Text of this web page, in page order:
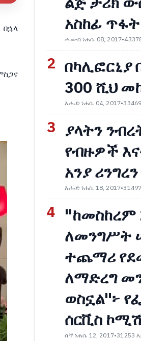
አስከፊ ጥፋት
ሓሙስ ነሐሴ 08, 2017•
2 በካሊፎርኒያ
300 ሺህ
እሑድ ነሐሴ 04, 2017•
3 ያላትን
የብዙዎች
አንያ
እሑድ ነሐሴ 18, 2017•
4 "ከመስከረም
ለመንግሥት
ተጨማሪ
ለማድረግ
ወስኗል"፦
ሰርቪስ
ሰኞ ነሐሴ 12, 2017•31253